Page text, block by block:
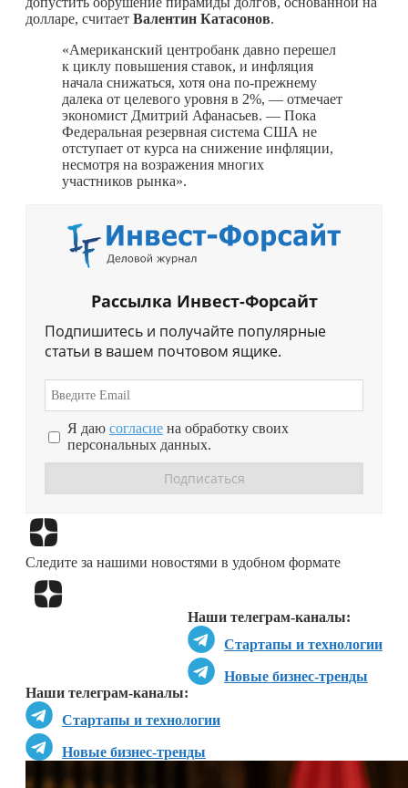
долларе, считает Валентин Катасонов.
«Американский центробанк давно перешел
к циклу повышения ставок, и инфляция
начала снижаться, хотя она по-прежнему
далека от целевого уровня в 2%, — отмечает
экономист Дмитрий Афанасьев. — Пока
Федеральная резервная система США не
отступает от курса на снижение инфляции,
несмотря на возражения многих
участников рынка».
Рассылка Инвест-Форсайт
Подпишитесь и получайте популярные
статьи в вашем почтовом ящике.
Я даю согласие на обработку своих
персональных данных.
Следите за нашими новостями в удобном формате
Наши телеграм-каналы:
Стартапы и технологии
Новые бизнес-тренды
Наши телеграм-каналы:
Стартапы и технологии
Новые бизнес-тренды